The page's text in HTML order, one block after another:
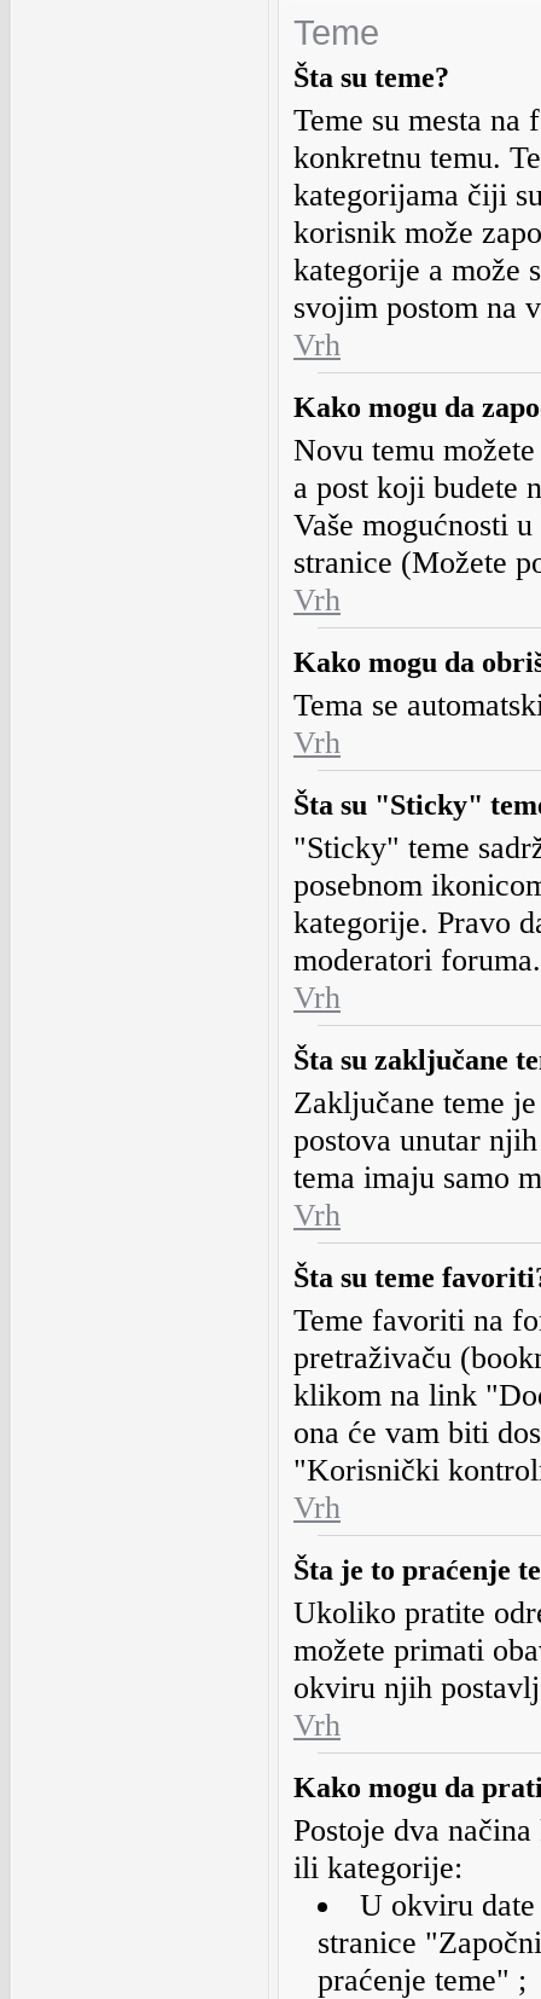
Teme
Šta su teme?
Teme su mesta
konkretnu temu.
kategorijama čiji
korisnik može
kategorije a može
svojim postom na
Vrh
Kako mogu da
Novu temu
a post koji budete
Vaše mogućnosti
stranice (Možete
Vrh
Kako mogu da
Tema se
Vrh
Šta su "Sticky"
"Sticky" teme
posebnom
kategorije. Pravo
moderatori foruma.
Vrh
Šta su zaključane
Zaključane teme
postova unutar
tema imaju samo
Vrh
Šta su teme
Teme favoriti na
pretraživaču
klikom na link
ona će vam biti
"Korisnički
Vrh
Šta je to praćenje
Ukoliko pratite
možete primati
okviru njih
Vrh
Kako mogu da
Postoje dva
ili kategorije:
U okviru
stranice
praćenje teme" ;